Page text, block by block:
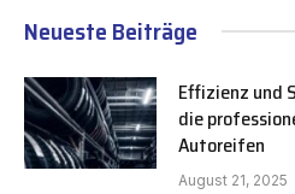
Neueste Beiträge
Effizienz und
die
Autoreifen
August 21, 2025